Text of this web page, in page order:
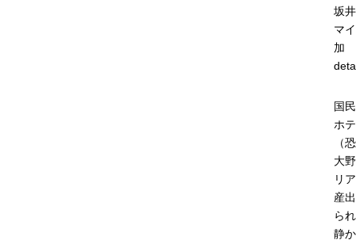
坂
マ
加
国
ホ
（
大
リ
産
ら
静